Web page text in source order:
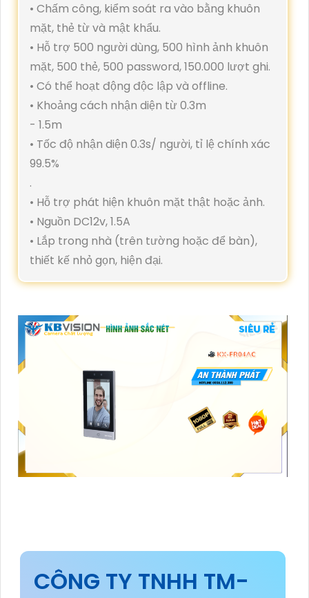
• Chấm công, kiểm soát ra vào bằng khuôn
mặt, thẻ từ và mật khẩu.
• Hỗ trợ 500 người dùng, 500 hình ảnh khuôn
mặt, 500 thẻ, 500 password, 150.000 lượt ghi.
• Có thể hoạt động độc lập và offline.
• Khoảng cách nhận diện từ 0.3m
- 1.5m
• Tốc độ nhận diện 0.3s/ người, tỉ lệ chính xác
99.5%
.
• Hỗ trợ phát hiện khuôn mặt thật hoặc ảnh.
• Nguồn DC12v, 1.5A
• Lắp trong nhà (trên tường hoặc để bàn),
thiết kế nhỏ gọn, hiện đại.
CÔNG TY TNHH TM-